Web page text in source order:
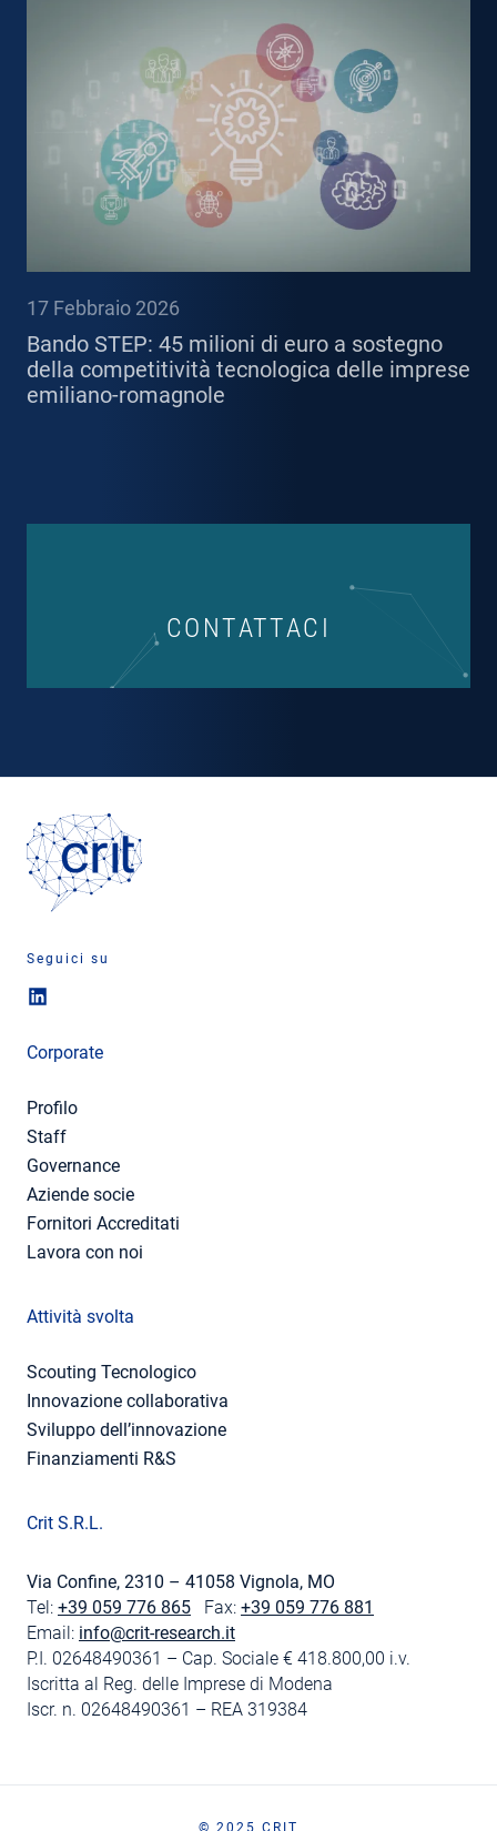
17 Febbraio 2026
Bando STEP: 45 milioni di euro a sostegno
della competitività tecnologica delle imprese
emiliano-romagnole
CONTATTACI
Seguici su
Corporate
Profilo
Staff
Governance
Aziende socie
Fornitori Accreditati
Lavora con noi
Attività svolta
Scouting Tecnologico
Innovazione collaborativa
Sviluppo dell’innovazione
Finanziamenti R&S
Crit S.R.L.
Via Confine, 2310 – 41058 Vignola, MO
Tel: +39 059 776 865 Fax: +39 059 776 881
Email: info@crit-research.it
P.I. 02648490361 – Cap. Sociale € 418.800,00 i.v.
Iscritta al Reg. delle Imprese di Modena
Iscr. n. 02648490361 – REA 319384
© 2025 CRIT